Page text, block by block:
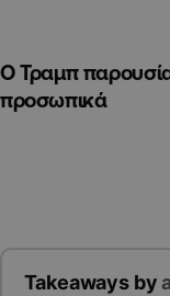
Ο Τραμπ
προσωπικά
Takeaways by